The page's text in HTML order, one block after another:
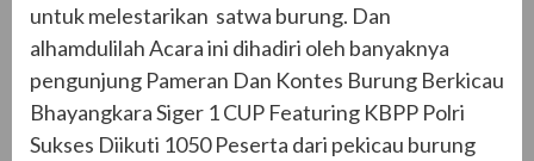
untuk melestarikan satwa burung. Dan
alhamdulilah Acara ini dihadiri oleh banyaknya
pengunjung Pameran Dan Kontes Burung Berkicau
Bhayangkara Siger 1 CUP Featuring KBPP Polri
Sukses Diikuti 1050 Peserta dari pekicau burung